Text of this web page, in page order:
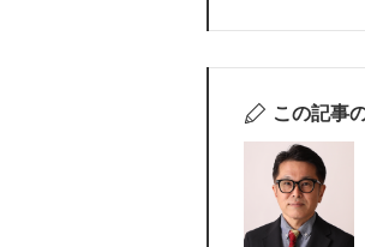
この記事